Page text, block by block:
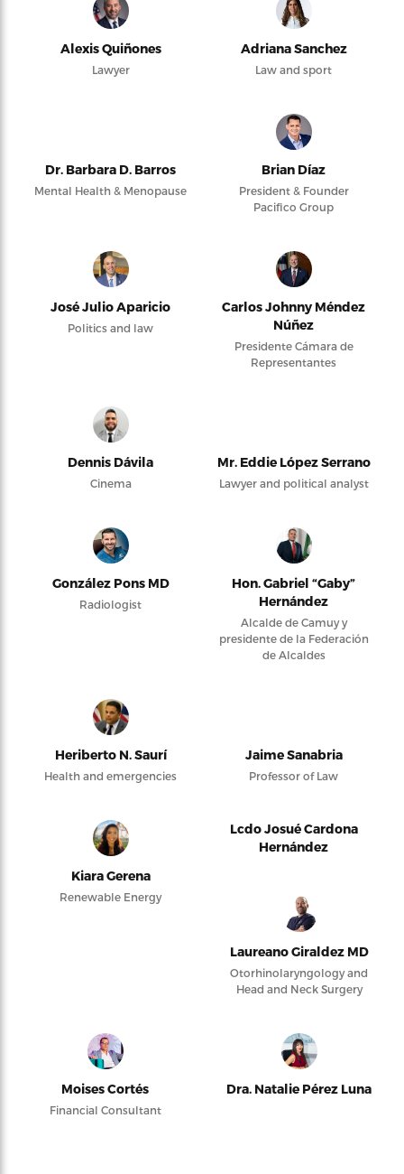
Alexis Quiñones
Lawyer
Adriana Sanchez
Law and sport
Dr. Barbara D. Barros
Mental Health & Menopause
Brian Díaz
President & Founder
Pacifico Group
José Julio Aparicio
Politics and law
Carlos Johnny Méndez
Núñez
Presidente Cámara de
Representantes
Dennis Dávila
Cinema
Mr. Eddie López Serrano
Lawyer and political analyst
González Pons MD
Radiologist
Hon. Gabriel “Gaby”
Hernández
Alcalde de Camuy y
presidente de la Federación
de Alcaldes
Heriberto N. Saurí
Health and emergencies
Jaime Sanabria
Professor of Law
Kiara Gerena
Renewable Energy
Lcdo Josué Cardona
Hernández
Laureano Giraldez MD
Otorhinolaryngology and
Head and Neck Surgery
Moises Cortés
Financial Consultant
Dra. Natalie Pérez Luna